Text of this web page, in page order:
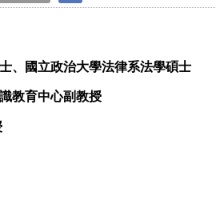
、國立政治大學法律系法學碩士
教育中心副教授